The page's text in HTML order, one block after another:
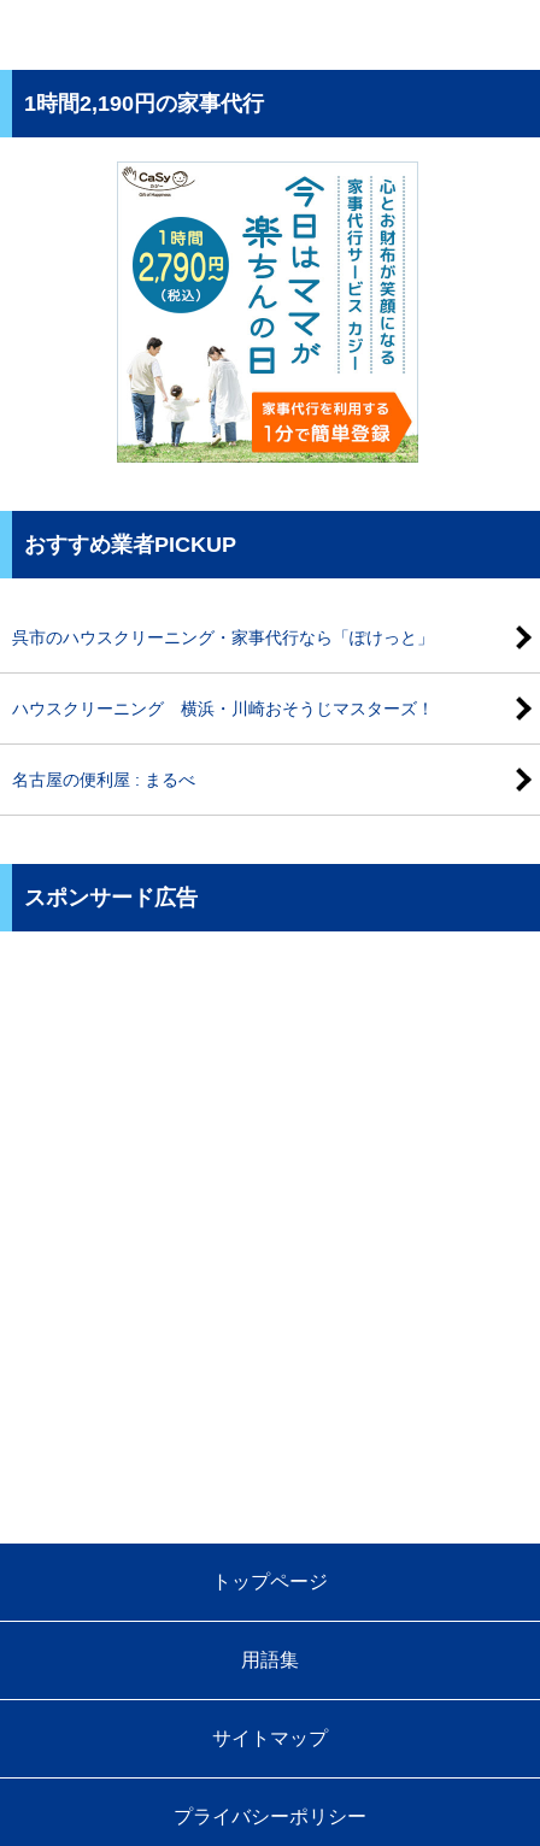
1時間2,190円の家事代行
おすすめ業者PICKUP
呉市のハウスクリーニング・家事代行なら「ぽけっと」
ハウスクリーニング 横浜・川崎おそうじマスターズ！
名古屋の便利屋 : まるべ
スポンサード広告
トップページ
用語集
サイトマップ
プライバシーポリシー